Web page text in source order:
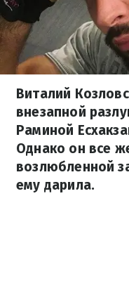
Виталий
внезапной
Раминой
Однако он все
возлюбленной
ему дарила.